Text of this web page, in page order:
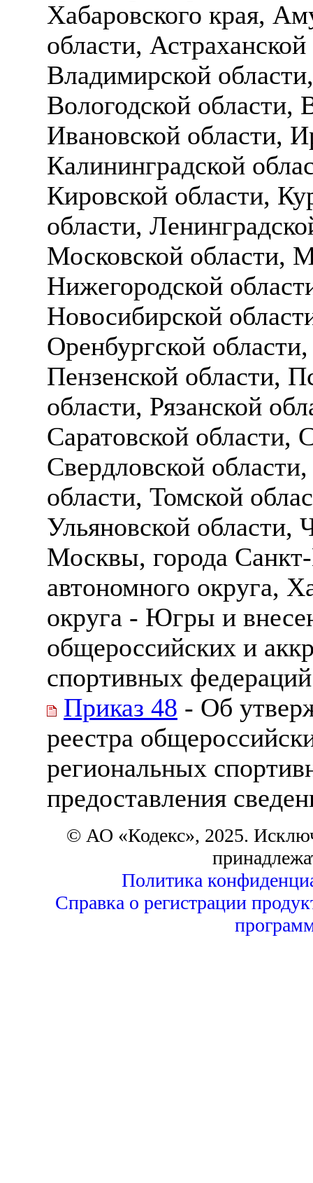
Хабаровского края,
области,
Владимирской
Вологодской области,
Ивановской области,
Калининградской
Кировской области,
области,
Московской области,
Нижегородской
Новосибирской
Оренбургской
Пензенской области,
области, Рязанской
Саратовской области,
Свердловской
области, Томской
Ульяновской области,
Москвы, города
автономного округа,
округа - Югры и
общероссийских и
спортивных федераций
Приказ 48 - Об
реестра
региональных
предоставления
© АО «Кодекс», 2025.
Политика
Справка о регистрации